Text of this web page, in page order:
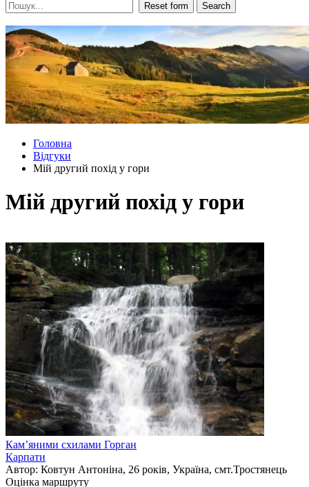
Reset form Search
Головна
Відгуки
Мій другий похід у гори
Мій другий похід у гори
Камʼяними схилами Горган
Карпати
Автор: Ковтун Антоніна, 26 років, Україна, смт.Тростянець
Оцінка маршруту